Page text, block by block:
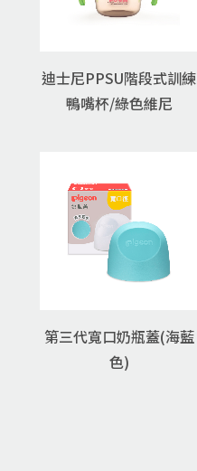
迪士尼PPSU階段式訓練
鴨嘴杯/綠色維尼
第三代寬口奶瓶蓋(海藍
色)